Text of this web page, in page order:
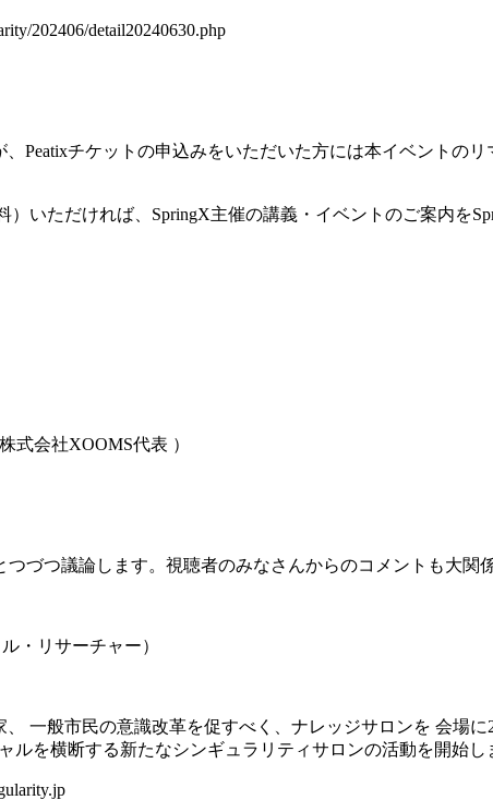
202406/detail20240630.php
Peatixチケットの申込みをいただいた方には本イベントの
いただければ、SpringX主催の講義・イベントのご案内を
会社XOOMS代表 ）
づつ議論します。視聴者のみなさんからのコメントも大関
・リサーチャー）
一般市民の意識改革を促すべく、ナレッジサロンを 会場
を横断する新たなシンギュラリティサロンの活動を開始し